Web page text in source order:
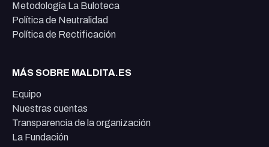
Metodología La Buloteca
Política de Neutralidad
Política de Rectificación
MÁS SOBRE MALDITA.ES
Equipo
Nuestras cuentas
Transparencia de la organización
La Fundación